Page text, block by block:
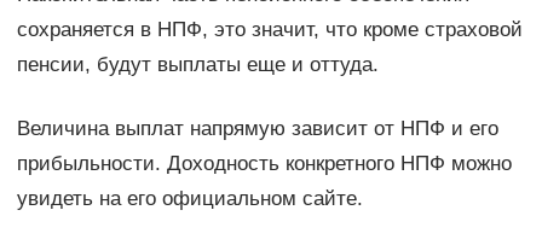
сохраняется в НПФ, это значит, что кроме страховой
пенсии, будут выплаты еще и оттуда.
Величина выплат напрямую зависит от НПФ и его
прибыльности. Доходность конкретного НПФ можно
увидеть на его официальном сайте.